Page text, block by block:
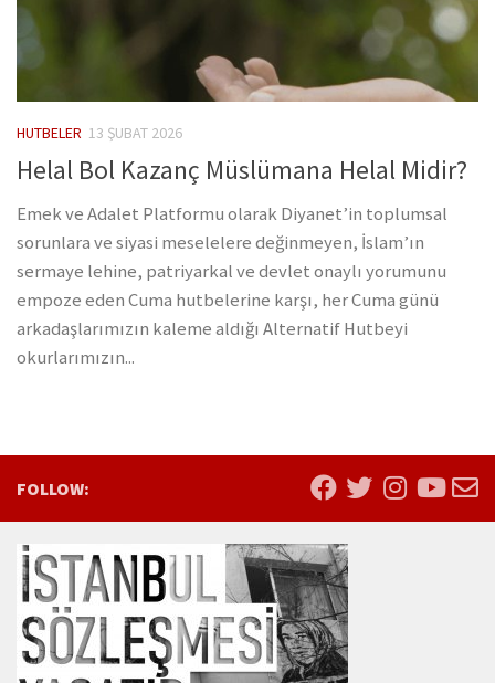
HUTBELER 13 ŞUBAT 2026
Helal Bol Kazanç Müslümana Helal Midir?
Emek ve Adalet Platformu olarak Diyanet’in toplumsal
sorunlara ve siyasi meselelere değinmeyen, İslam’ın
sermaye lehine, patriyarkal ve devlet onaylı yorumunu
empoze eden Cuma hutbelerine karşı, her Cuma günü
arkadaşlarımızın kaleme aldığı Alternatif Hutbeyi
okurlarımızın...
FOLLOW: